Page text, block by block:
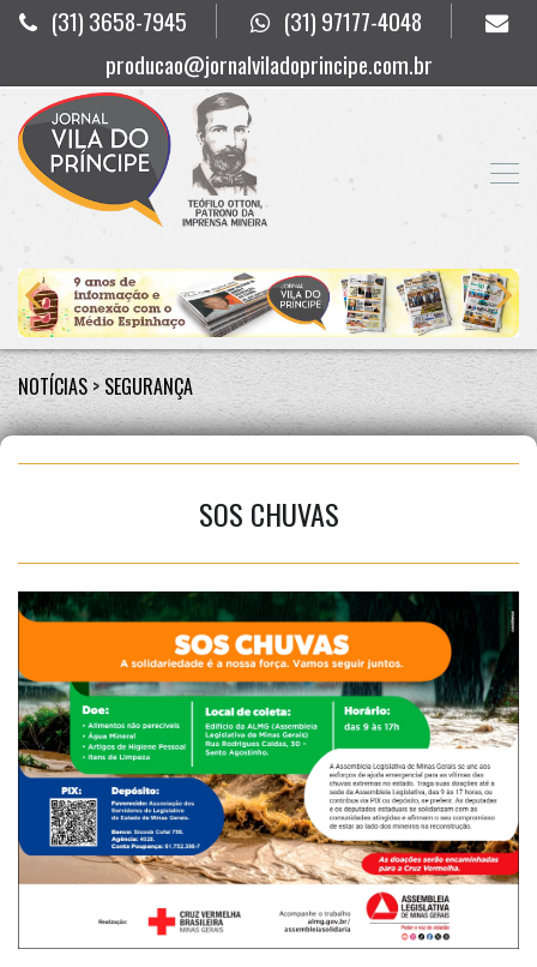
(31) 3658-7945
(31) 97177-4048
producao@jornalviladoprincipe.com.br
NOTÍCIAS > SEGURANÇA
SOS CHUVAS